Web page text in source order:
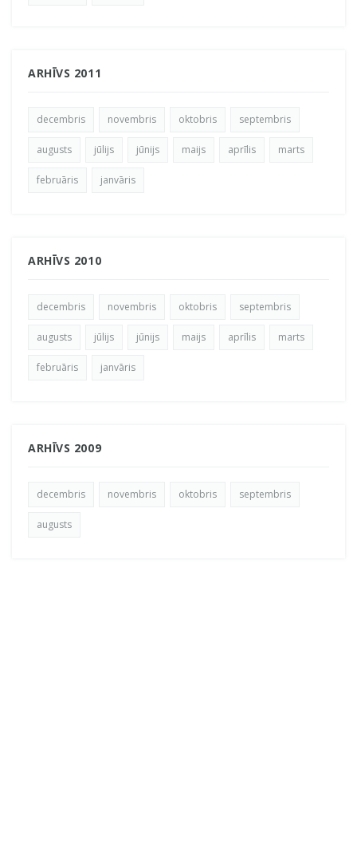
ARHĪVS 2011
decembris novembris oktobris septembris
augusts jūlijs jūnijs maijs aprīlis marts
februāris janvāris
ARHĪVS 2010
decembris novembris oktobris septembris
augusts jūlijs jūnijs maijs aprīlis marts
februāris janvāris
ARHĪVS 2009
decembris novembris oktobris septembris
augusts